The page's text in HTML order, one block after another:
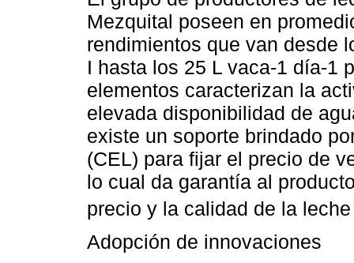
Mezquital poseen en
rendimientos que van desde
I hasta los 25 L vaca-1 día-1
elementos caracterizan la
elevada disponibilidad de
existe un soporte brindado
(CEL) para fijar el precio de
lo cual da garantía al
precio y la calidad de la
Adopción de innovaciones